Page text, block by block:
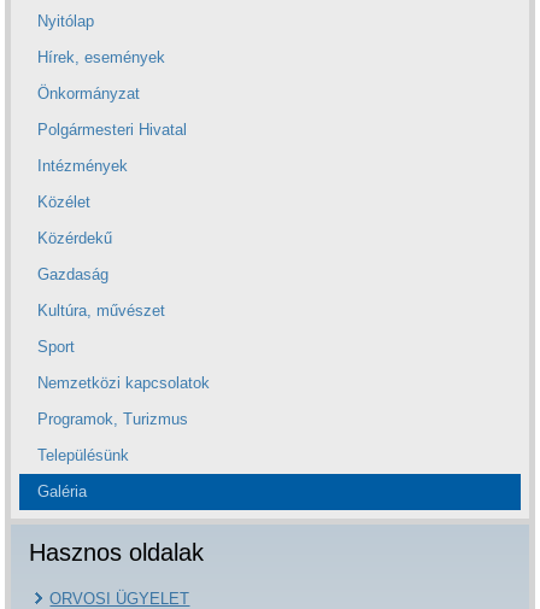
Nyitólap
Hírek, események
Önkormányzat
Polgármesteri Hivatal
Intézmények
Közélet
Közérdekű
Gazdaság
Kultúra, művészet
Sport
Nemzetközi kapcsolatok
Programok, Turizmus
Településünk
Galéria
Hasznos oldalak
ORVOSI ÜGYELET